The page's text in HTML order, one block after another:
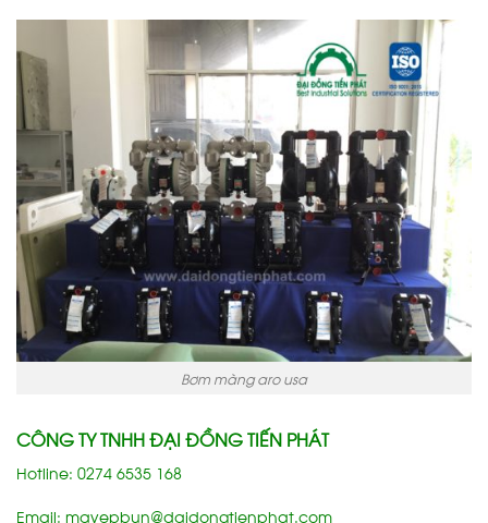
Bơm màng aro usa
CÔNG TY TNHH ĐẠI ĐỒNG TIẾN PHÁT
Hotline: 0274 6535 168
Email: mayepbun@daidongtienphat.com